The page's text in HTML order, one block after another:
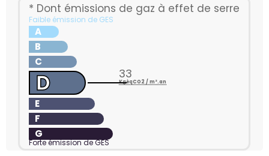
* Dont émissions de gaz à effet de serre
Faible émission de GES
A
B
C
D
E
F
G
Forte émission de GES
33
KgéqCO2 / m².an